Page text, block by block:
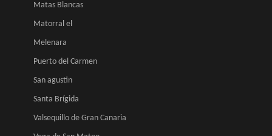
Matas Blancas
Matorral el
Melenara
Puerto del Carmen
San agustin
Santa Brígida
Valsequillo de Gran Canaria